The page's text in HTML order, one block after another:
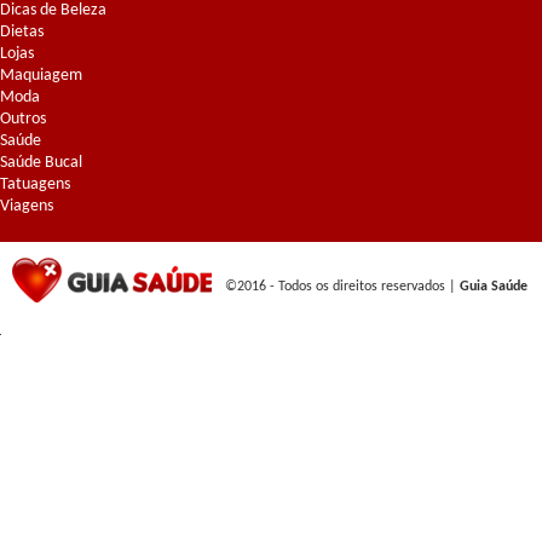
Dicas de Beleza
Dietas
Lojas
Maquiagem
Moda
Outros
Saúde
Saúde Bucal
Tatuagens
Viagens
©2016 - Todos os direitos reservados | Guia Saúde